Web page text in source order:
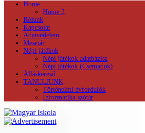
Home
Home 2
Rólunk
Kapcsolat
Adatvédelem
Mesetár
Népi játékok
Népi játékok adatbázisa
Népi játékok (Csemadok)
Álláskereső
TANULJUNK
Történelmi évfordulók
Informatika szótár